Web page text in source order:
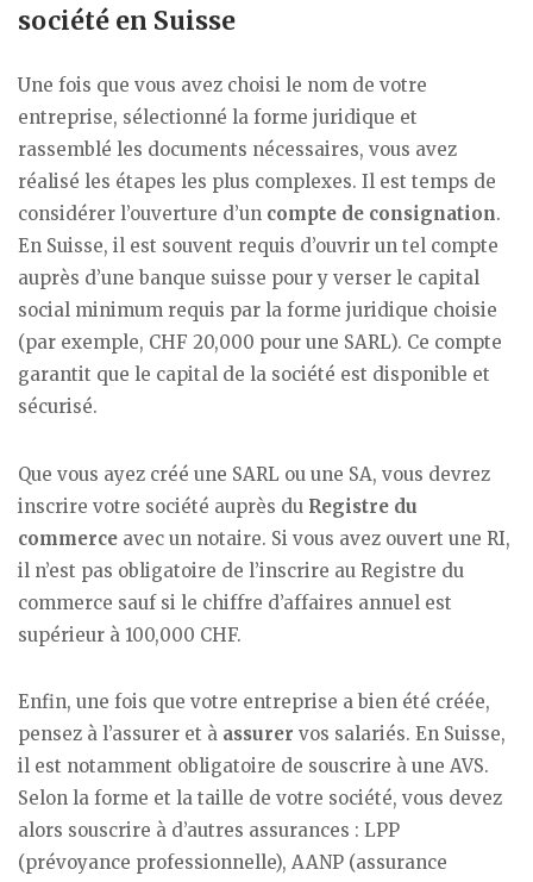
société en Suisse
Une fois que vous avez choisi le nom de votre
entreprise, sélectionné la forme juridique et
rassemblé les documents nécessaires, vous avez
réalisé les étapes les plus complexes. Il est temps de
considérer l’ouverture d’un compte de consignation.
En Suisse, il est souvent requis d’ouvrir un tel compte
auprès d’une banque suisse pour y verser le capital
social minimum requis par la forme juridique choisie
(par exemple, CHF 20,000 pour une SARL). Ce compte
garantit que le capital de la société est disponible et
sécurisé.
Que vous ayez créé une SARL ou une SA, vous devrez
inscrire votre société auprès du Registre du
commerce avec un notaire. Si vous avez ouvert une RI,
il n’est pas obligatoire de l’inscrire au Registre du
commerce sauf si le chiffre d’affaires annuel est
supérieur à 100,000 CHF.
Enfin, une fois que votre entreprise a bien été créée,
pensez à l’assurer et à assurer vos salariés. En Suisse,
il est notamment obligatoire de souscrire à une AVS.
Selon la forme et la taille de votre société, vous devez
alors souscrire à d’autres assurances : LPP
(prévoyance professionnelle), AANP (assurance